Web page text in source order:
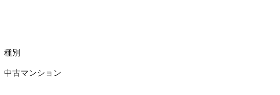
種別
中古マンション